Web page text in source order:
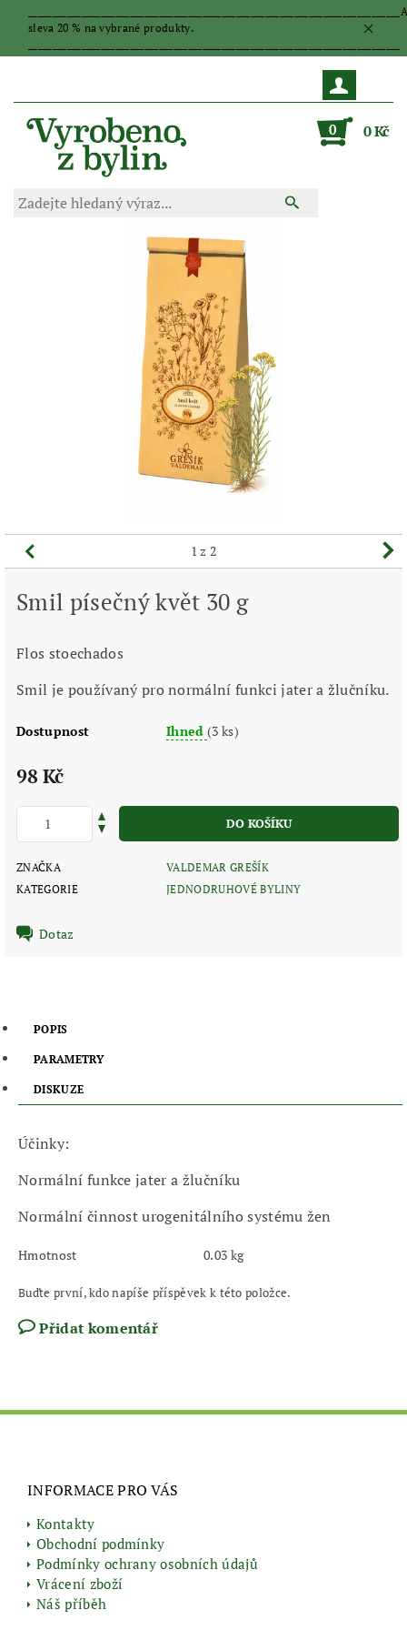
sleva 20 % na vybrané produkty.
0 0 Kč
1 z 2
Smil písečný květ 30 g
Flos stoechados
Smil je používaný pro normální funkci jater a žlučníku.
Dostupnost Ihned(3 ks)
98 Kč
ZNAČKA
VALDEMAR GREŠÍK
KATEGORIE
JEDNODRUHOVÉ BYLINY
Dotaz
POPIS
PARAMETRY
DISKUZE
Účinky:
Normální funkce jater a žlučníku
Normální činnost urogenitálního systému žen
Hmotnost 0.03 kg
Buďte první, kdo napíše příspěvek k této položce.
Přidat komentář
INFORMACE PRO VÁS
Kontakty
Obchodní podmínky
Podmínky ochrany osobních údajů
Vrácení zboží
Náš příběh